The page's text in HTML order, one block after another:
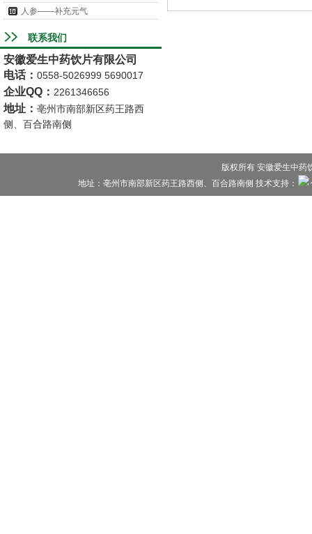
人参——补充元气
联系我们
安徽爱生中药饮片有限公司
电话： 0558-5026999 5690017
企业QQ： 2261346656
地址 ： 亳州市南部新区药王路西
侧、百合路南侧
版权所有 安徽爱生中
地址：亳州市南部新区药王路西侧、百合路南侧 技术支持：